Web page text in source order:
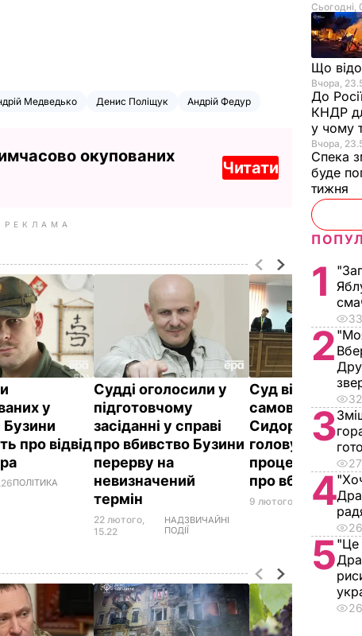
Медведько Денис Поліщук Андрій Федур
окупованих
Читати
РЕКЛАМА
у
Бузини
про відвід
ПОЛІТИКА
Судді оголосили у
підготовчому
засіданні у справі
про вбивство Бузини
перерву на
невизначений
термін
22 лютого,
15.22
НАДЗВИЧАЙНІ
ПОДІЇ
Суд відмовив у
самовідводі
Сидорова, який
головує у
процесі щодо
про вбивство
9 лютого, 16.11
Сьогодні,
Що
Вчора,
До
КНДР
у чому
Вчора,
Спека
буде
тижня
1
2
3
4
5"Це